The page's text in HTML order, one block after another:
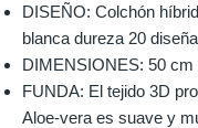
DISEÑO: Colchón
blanca dureza 20
DIMENSIONES: 50
FUNDA: El tejido 3D
Aloe-vera es suave y